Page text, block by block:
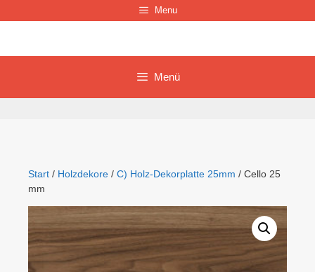
Inhalt
Menu
Menü
Start / Holzdekore / C) Holz-Dekorplatte 25mm / Cello 25
mm